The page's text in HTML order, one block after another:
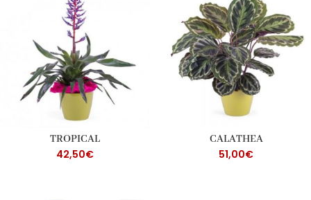
TROPICAL
42,50€
CALATHEA
51,00€